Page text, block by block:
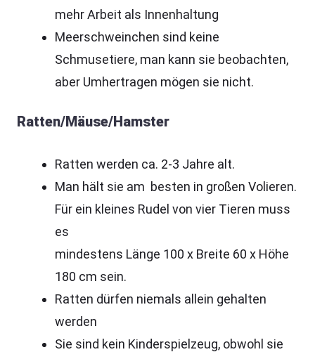
mehr Arbeit als Innenhaltung
Meerschweinchen sind keine
Schmusetiere, man kann sie beobachten,
aber Umhertragen mögen sie nicht.
Ratten/Mäuse/Hamster
Ratten werden ca. 2-3 Jahre alt.
Man hält sie am besten in großen Volieren.
Für ein kleines Rudel von vier Tieren muss
es
mindestens Länge 100 x Breite 60 x Höhe
180 cm sein.
Ratten dürfen niemals allein gehalten
werden
Sie sind kein Kinderspielzeug, obwohl sie